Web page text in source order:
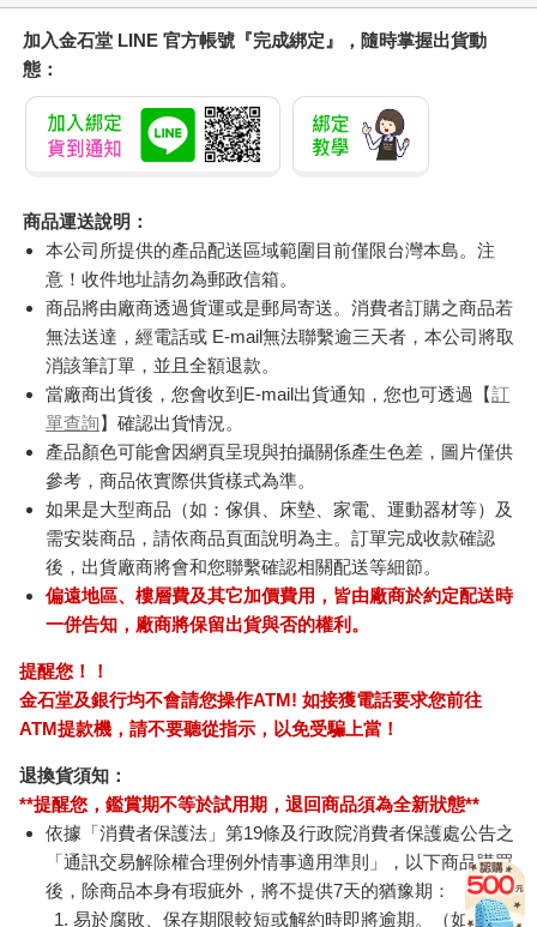
加入金石堂 LINE 官方帳號『完成綁定』，隨時掌握出貨動
態：
商品運送說明：
本公司所提供的產品配送區域範圍目前僅限台灣本島。注
意！收件地址請勿為郵政信箱。
商品將由廠商透過貨運或是郵局寄送。消費者訂購之商品若
無法送達，經電話或 E-mail無法聯繫逾三天者，本公司將取
消該筆訂單，並且全額退款。
當廠商出貨後，您會收到E-mail出貨通知，您也可透過【訂
單查詢】確認出貨情況。
產品顏色可能會因網頁呈現與拍攝關係產生色差，圖片僅供
參考，商品依實際供貨樣式為準。
如果是大型商品（如：傢俱、床墊、家電、運動器材等）及
需安裝商品，請依商品頁面說明為主。訂單完成收款確認
後，出貨廠商將會和您聯繫確認相關配送等細節。
偏遠地區、樓層費及其它加價費用，皆由廠商於約定配送時
一併告知，廠商將保留出貨與否的權利。
提醒您！！
金石堂及銀行均不會請您操作ATM! 如接獲電話要求您前往
ATM提款機，請不要聽從指示，以免受騙上當！
退換貨須知：
**提醒您，鑑賞期不等於試用期，退回商品須為全新狀態**
依據「消費者保護法」第19條及行政院消費者保護處公告之
「通訊交易解除權合理例外情事適用準則」，以下商品購買
後，除商品本身有瑕疵外，將不提供7天的猶豫期：
易於腐敗、保存期限較短或解約時即將逾期。（如：生